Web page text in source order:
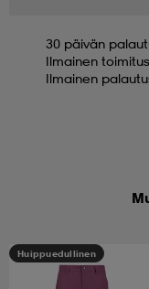
30 päivän
Ilmainen
Ilmainen
Huippuedullinen